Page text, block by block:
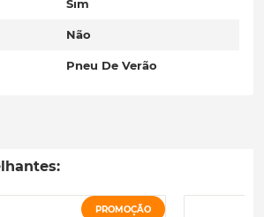
Sim
Não
Pneu De Verão
PROMOÇÃO